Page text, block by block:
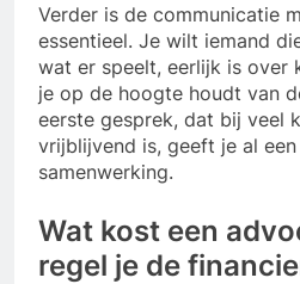
Verder is de communicatie
essentieel. Je wilt iemand
wat er speelt, eerlijk is over
je op de hoogte houdt van
eerste gesprek, dat bij veel
vrijblijvend is, geeft je al
samenwerking.
Wat kost een
regel je de